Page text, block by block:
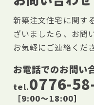
新築注文住宅に関す
ざいましたら、お問
お気軽にご連絡くだ
お電話でのお問い
tel.0776-
［9:00〜18:00］